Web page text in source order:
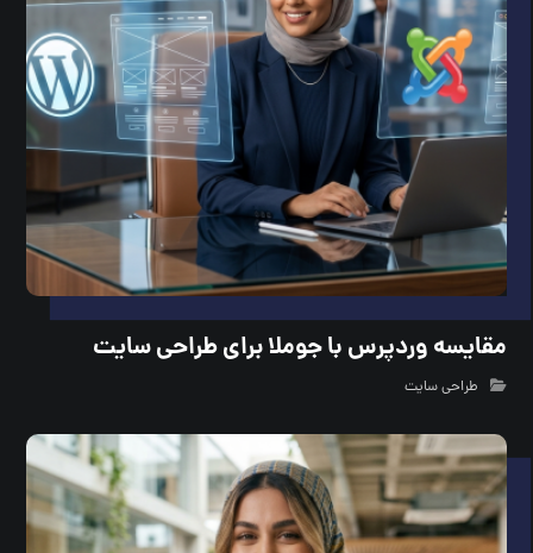
مقایسه وردپرس با جوملا برای طراحی سایت
طراحی سایت